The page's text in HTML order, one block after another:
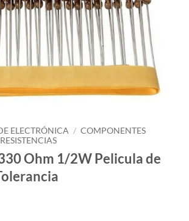
ELECTRÓNICA / COMPONENTES
RESISTENCIAS
Ohm 1/2W Pelicula de